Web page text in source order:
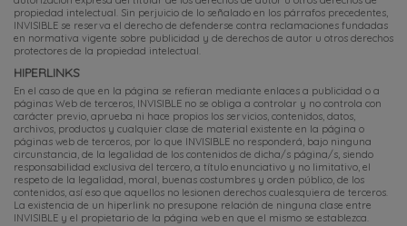
propiedad intelectual. Sin perjuicio de lo señalado en los párrafos precedentes,
INVISIBLE se reserva el derecho de defenderse contra reclamaciones fundadas
en normativa vigente sobre publicidad y de derechos de autor u otros derechos
protectores de la propiedad intelectual.
HIPERLINKS
En el caso de que en la página se refieran mediante enlaces a publicidad o a
páginas Web de terceros, INVISIBLE no se obliga a controlar y no controla con
carácter previo, aprueba ni hace propios los servicios, contenidos, datos,
archivos, productos y cualquier clase de material existente en la página o
páginas web de terceros, por lo que INVISIBLE no responderá, bajo ninguna
circunstancia, de la legalidad de los contenidos de dicha/s página/s, siendo
responsabilidad exclusiva del tercero, a título enunciativo y no limitativo, el
respeto de la legalidad, moral, buenas costumbres y orden público, de los
contenidos, así eso que aquellos no lesionen derechos cualesquiera de terceros.
La existencia de un hiperlink no presupone relación de ninguna clase entre
INVISIBLE y el propietario de la página web en que el mismo se establezca.